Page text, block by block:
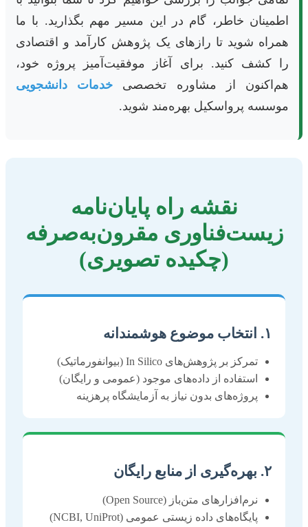
اطمینان خاطر، گام در این مسیر مهم بگذارید. با ما
همراه شوید تا رازهای یک پژوهش کارآمد و اقتصادی
را کشف کنید. برای آغاز موفقیت‌آمیز پروژه خود،
هم‌اکنون از مشاوره تخصصی خدمات دانشجویی
موسسه پرواسکیل بهره‌مند شوید.
نقشه راه پایان‌نامه
زیست‌فناوری مقرون‌به‌صرفه
(چکیده تصویری)
۱. انتخاب موضوع هوشمندانه
تمرکز بر پژوهش‌های In Silico (بیوانفورماتیک)
استفاده از داده‌های موجود (عمومی و رایگان)
پروژه‌های بدون نیاز به آزمایشگاه پرهزینه
۲. بهره‌گیری از منابع رایگان
نرم‌افزارهای متن‌باز (Open Source)
پایگاه‌های داده زیستی عمومی (NCBI, UniProt)